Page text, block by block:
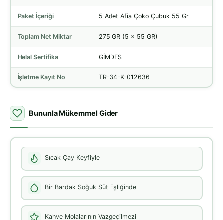
Paket İçeriği 5 Adet Afia Çoko Çubuk 55 Gr
Toplam Net Miktar 275 GR (5 x 55 GR)
Helal Sertifika GİMDES
İşletme Kayıt No TR-34-K-012636
Bununla Mükemmel Gider
Sıcak Çay Keyfiyle
Bir Bardak Soğuk Süt Eşliğinde
Kahve Molalarının Vazgeçilmezi